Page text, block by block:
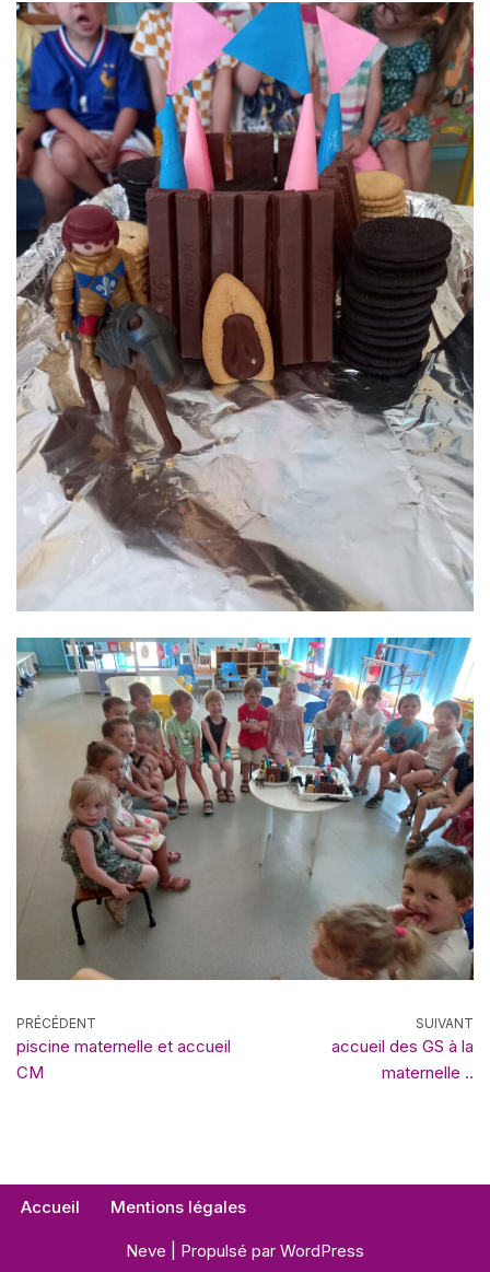
PRÉCÉDENT
piscine maternelle et accueil
CM
SUIVANT
accueil des GS à la
maternelle ..
Accueil Mentions légales
Neve | Propulsé par WordPress